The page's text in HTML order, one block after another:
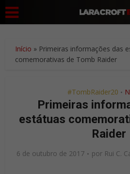
Início » Primeiras informações das
comemorativas de Tomb Raider
#TombRaider20 •
Primeiras
estátuas
Raider
6 de outubro de 2017 por Rui C.